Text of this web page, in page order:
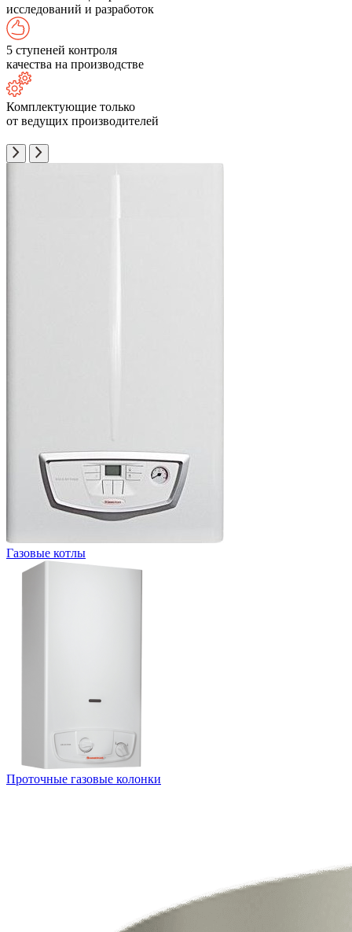
исследований и разработок
5 ступеней контроля
качества на производстве
Комплектующие только
от ведущих производителей
Газовые котлы
Проточные газовые колонки